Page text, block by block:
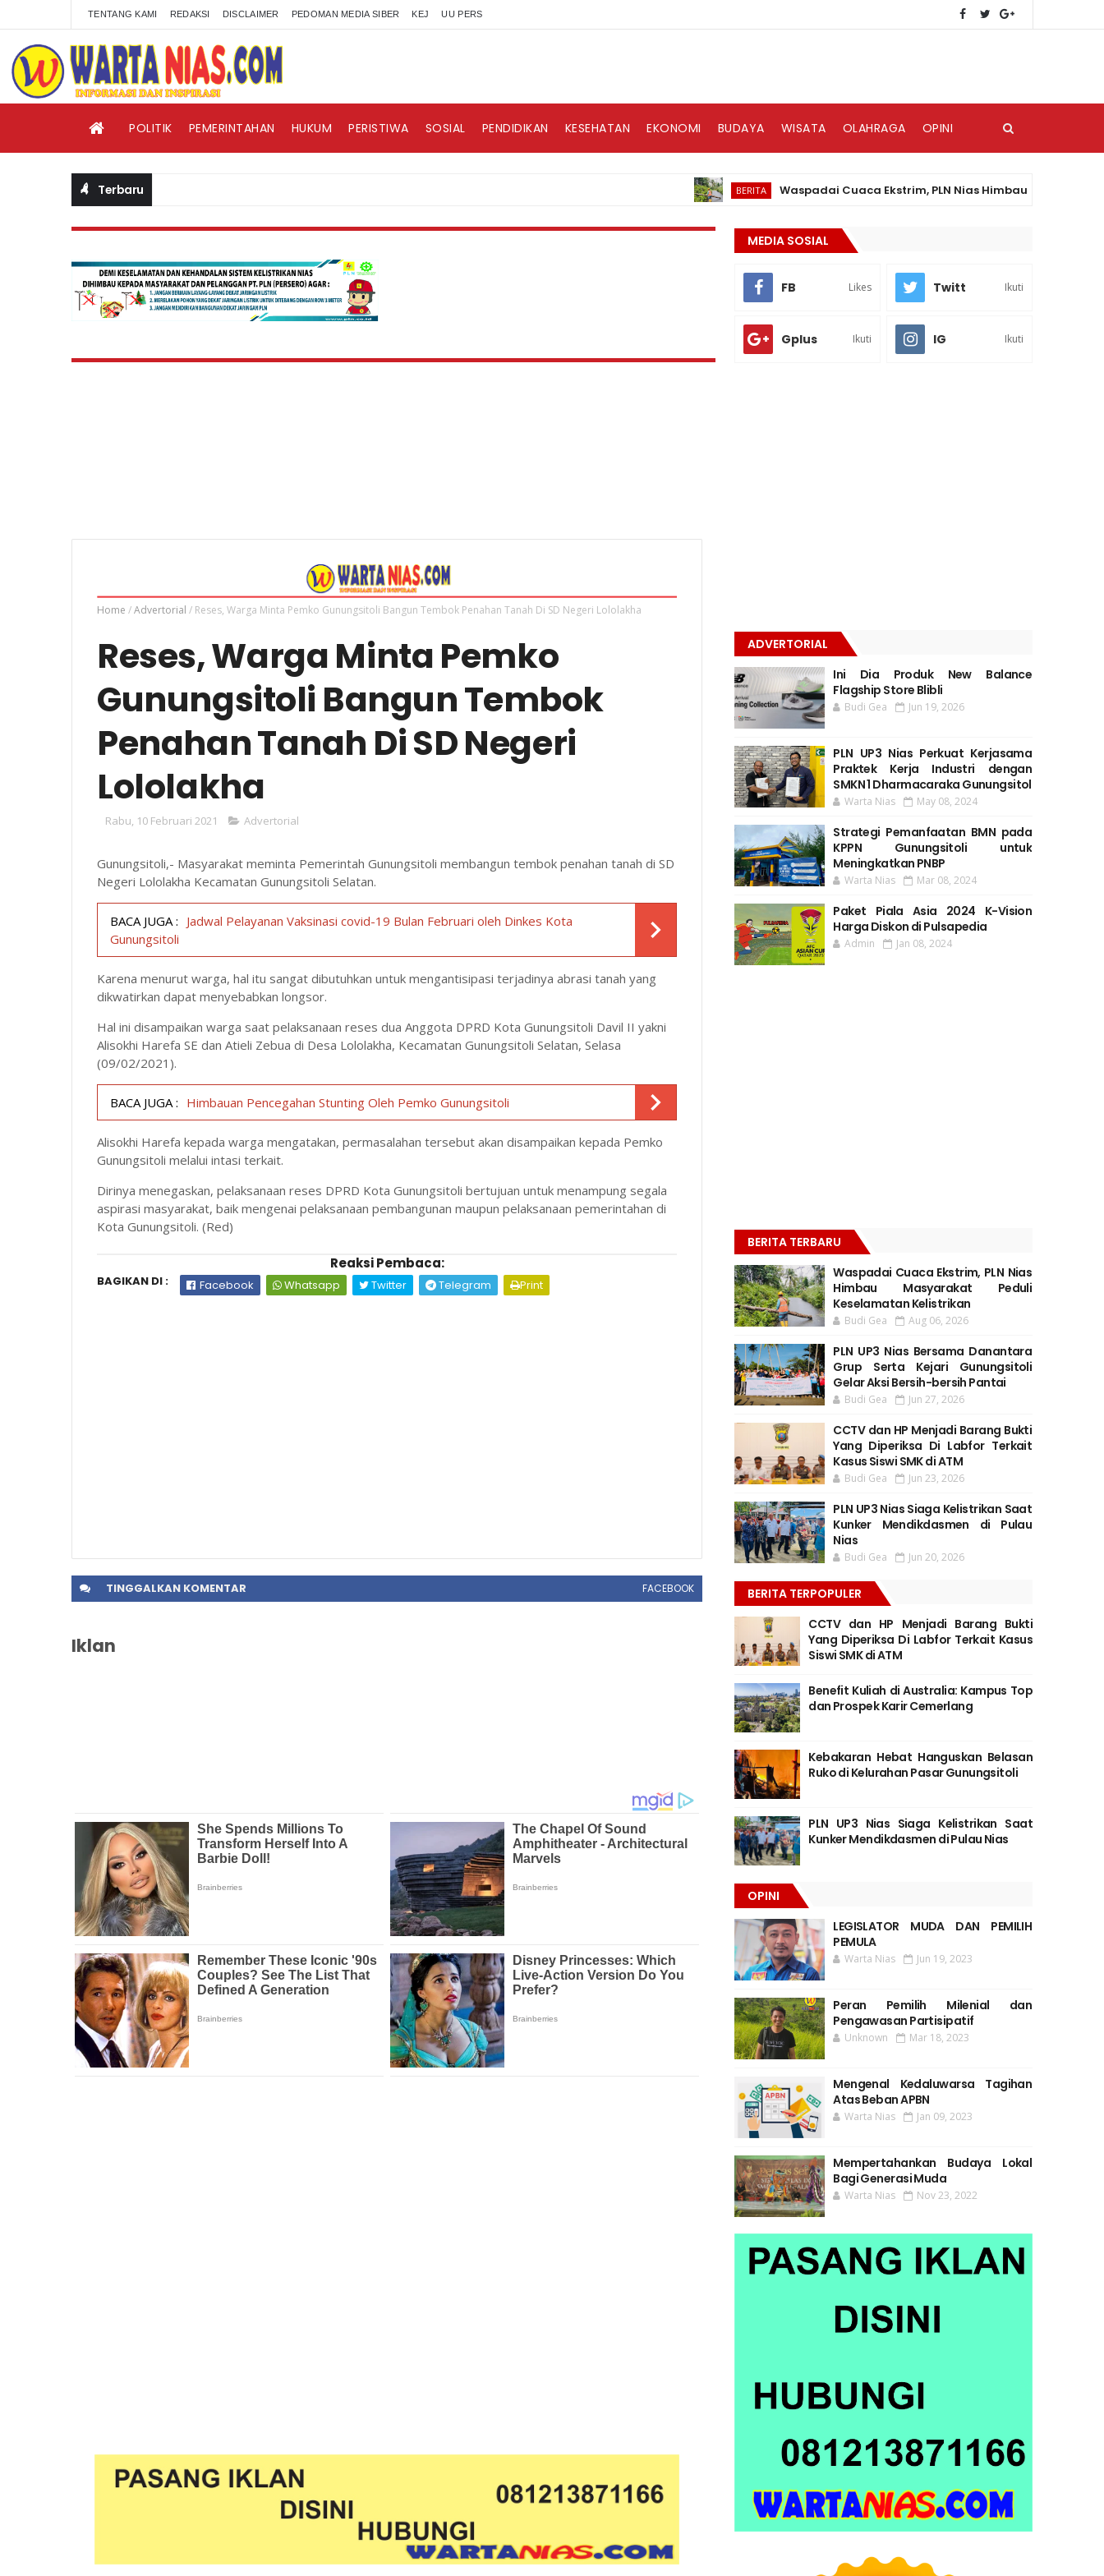
TENTANG KAMI REDAKSI DISCLAIMER PEDOMAN MEDIA SIBER KEJ UU PERS
POLITIK PEMERINTAHAN HUKUM PERISTIWA SOSIAL PENDIDIKAN KESEHATAN EKONOMI BUDAYA WISATA OLAHRAGA OPINI
Terbaru BERITA Waspadai Cuaca Ekstrim, PLN Nias Himbau Masyarakat
Home /Advertorial / Reses, Warga Minta Pemko Gunungsitoli Bangun Tembok Penahan Tanah Di SD Negeri Lololakha
Reses, Warga Minta Pemko
Gunungsitoli Bangun Tembok
Penahan Tanah Di SD Negeri
Lololakha
Rabu, 10 Februari 2021 Advertorial
Gunungsitoli,- Masyarakat meminta Pemerintah Gunungsitoli membangun tembok penahan tanah di SD
Negeri Lololakha Kecamatan Gunungsitoli Selatan.
BACA JUGA : Jadwal Pelayanan Vaksinasi covid-19 Bulan Februari oleh Dinkes Kota
Gunungsitoli
Karena menurut warga, hal itu sangat dibutuhkan untuk mengantisipasi terjadinya abrasi tanah yang
dikwatirkan dapat menyebabkan longsor.
Hal ini disampaikan warga saat pelaksanaan reses dua Anggota DPRD Kota Gunungsitoli Davil II yakni
Alisokhi Harefa SE dan Atieli Zebua di Desa Lololakha, Kecamatan Gunungsitoli Selatan, Selasa
(09/02/2021).
BACA JUGA : Himbauan Pencegahan Stunting Oleh Pemko Gunungsitoli
Alisokhi Harefa kepada warga mengatakan, permasalahan tersebut akan disampaikan kepada Pemko
Gunungsitoli melalui intasi terkait.
Dirinya menegaskan, pelaksanaan reses DPRD Kota Gunungsitoli bertujuan untuk menampung segala
aspirasi masyarakat, baik mengenai pelaksanaan pembangunan maupun pelaksanaan pemerintahan di
Kota Gunungsitoli. (Red)
Reaksi Pembaca:
BAGIKAN DI : Facebook Whatsapp Twitter Telegram Print
TINGGALKAN KOMENTAR FACEBOOK
Iklan
MEDIA SOSIAL
FB Likes Twitt Ikuti
Gplus Ikuti IG Ikuti
ADVERTORIAL
Ini Dia Produk New Balance
Flagship Store Blibli
Budi Gea Jun 19, 2026
PLN UP3 Nias Perkuat Kerjasama
Praktek Kerja Industri dengan
SMKN 1 Dharmacaraka Gunungsitol
Warta Nias May 08, 2024
Strategi Pemanfaatan BMN pada
KPPN Gunungsitoli untuk
Meningkatkan PNBP
Warta Nias Mar 08, 2024
Paket Piala Asia 2024 K-Vision
Harga Diskon di Pulsapedia
Admin Jan 08, 2024
BERITA TERBARU
Waspadai Cuaca Ekstrim, PLN Nias
Himbau Masyarakat Peduli
Keselamatan Kelistrikan
Budi Gea Aug 06, 2026
PLN UP3 Nias Bersama Danantara
Grup Serta Kejari Gunungsitoli
Gelar Aksi Bersih-bersih Pantai
Budi Gea Jun 27, 2026
CCTV dan HP Menjadi Barang Bukti
Yang Diperiksa Di Labfor Terkait
Kasus Siswi SMK di ATM
Budi Gea Jun 23, 2026
PLN UP3 Nias Siaga Kelistrikan Saat
Kunker Mendikdasmen di Pulau
Nias
Budi Gea Jun 20, 2026
BERITA TERPOPULER
CCTV dan HP Menjadi Barang Bukti
Yang Diperiksa Di Labfor Terkait Kasus
Siswi SMK di ATM
Benefit Kuliah di Australia: Kampus Top
dan Prospek Karir Cemerlang
Kebakaran Hebat Hanguskan Belasan
Ruko di Kelurahan Pasar Gunungsitoli
PLN UP3 Nias Siaga Kelistrikan Saat
Kunker Mendikdasmen di Pulau Nias
OPINI
LEGISLATOR MUDA DAN PEMILIH
PEMULA
Warta Nias Jun 19, 2023
Peran Pemilih Milenial dan
Pengawasan Partisipatif
Unknown Mar 18, 2023
Mengenal Kedaluwarsa Tagihan
Atas Beban APBN
Warta Nias Jan 09, 2023
Mempertahankan Budaya Lokal
Bagi Generasi Muda
Warta Nias Nov 23, 2022